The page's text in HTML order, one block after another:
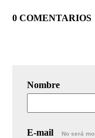
0 COMENTARIOS
Nombre
E-mail No será